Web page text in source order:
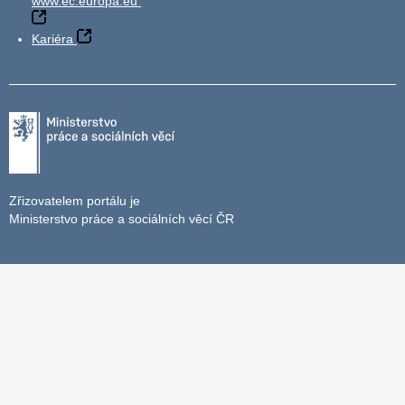
Kariéra
Zřizovatelem portálu je
Ministerstvo práce a sociálních věcí ČR